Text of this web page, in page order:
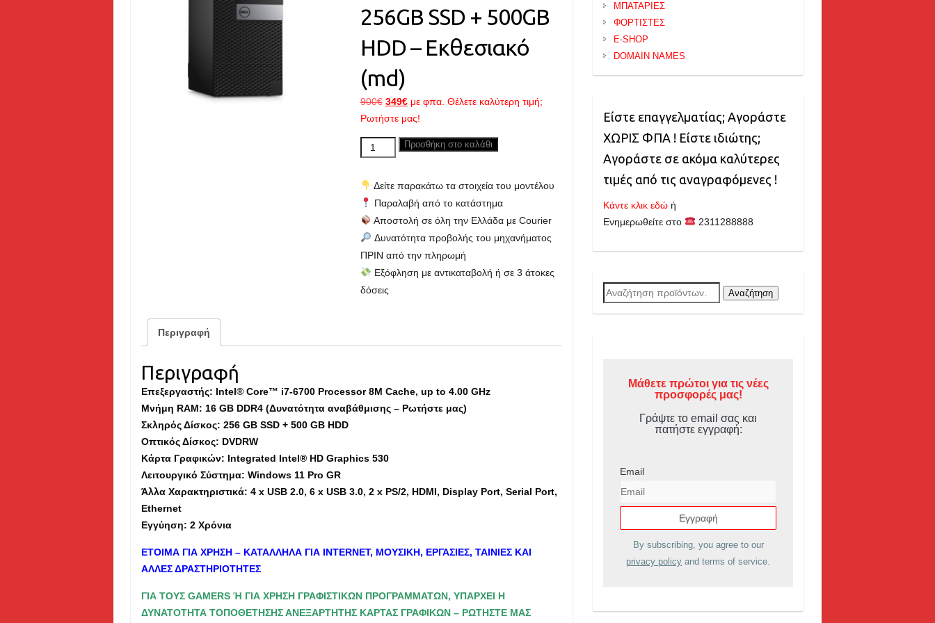
256GB SSD + 500GB
HDD – Εκθεσιακό
(md)
900€ Original
price
900€.
349€Η
τρέχουσα
είναι:
με φπα. Θέλετε καλύτερη τιμή;
Ρωτήστε μας!
DELL
Optiplex
7040
i7
up
to
4.00GHz,
16GB
SSD
HDD
-
ποσότητα
Προσθήκη στο καλάθι
Δείτε παρακάτω τα στοιχεία του μοντέλου
Παραλαβή από το κατάστημα
Αποστολή σε όλη την Ελλάδα με Courier
Δυνατότητα προβολής του μηχανήματος
ΠΡΙΝ από την πληρωμή
Εξόφληση με αντικαταβολή ή σε 3 άτοκες
δόσεις
Περιγραφή
Περιγραφή
Επεξεργαστής: Intel® Core™ i7-6700 Processor 8M Cache, up to 4.00 GHz
Μνήμη RAM: 16 GB DDR4 (Δυνατότητα αναβάθμισης – Ρωτήστε μας)
Σκληρός Δίσκος: 256 GB SSD + 500 GB HDD
Οπτικός Δίσκος: DVDRW
Κάρτα Γραφικών: Integrated Intel® HD Graphics 530
Λειτουργικό Σύστημα: Windows 11Pro GR
Άλλα Χαρακτηριστικά: 4 x USB 2.0, 6 x USB 3.0, 2 x PS/2, HDMI, Display Port, Serial Port,
Ethernet
Εγγύηση: 2 Χρόνια
ΕΤΟΙΜΑ ΓΙΑ ΧΡΗΣΗ – ΚΑΤΑΛΛΗΛΑ ΓΙΑ INTERNET, ΜΟΥΣΙΚΗ, ΕΡΓΑΣΙΕΣ, ΤΑΙΝΙΕΣ ΚΑΙ
ΑΛΛΕΣ ΔΡΑΣΤΗΡΙΟΤΗΤΕΣ
ΓΙΑ ΤΟΥΣ GAMERS Ή ΓΙΑ ΧΡΗΣΗ ΓΡΑΦΙΣΤΙΚΩΝ ΠΡΟΓΡΑΜΜΑΤΩΝ, ΥΠΑΡΧΕΙ Η
ΔΥΝΑΤΟΤΗΤΑ ΤΟΠΟΘΕΤΗΣΗΣ ΑΝΕΞΑΡΤΗΤΗΣ ΚΑΡΤΑΣ ΓΡΑΦΙΚΩΝ – ΡΩΤΗΣΤΕ ΜΑΣ
ΜΠΑΤΑΡΙΕΣ
ΦΟΡΤΙΣΤΕΣ
E-SHOP
DOMAIN NAMES
Είστε επαγγελματίας; Αγοράστε
ΧΩΡΙΣ ΦΠΑ ! Είστε ιδιώτης;
Αγοράστε σε ακόμα καλύτερες
τιμές από τις αναγραφόμενες !
Κάντε κλικ εδώ ή
Ενημερωθείτε στο
2311288888
Αναζήτηση
για:
Αναζήτηση
Μάθετε πρώτοι για τις νέες
προσφορές μας!
Γράψτε το email σας και
πατήστε εγγραφή:
Email
By subscribing, you agree to our
privacy policy and terms of service.